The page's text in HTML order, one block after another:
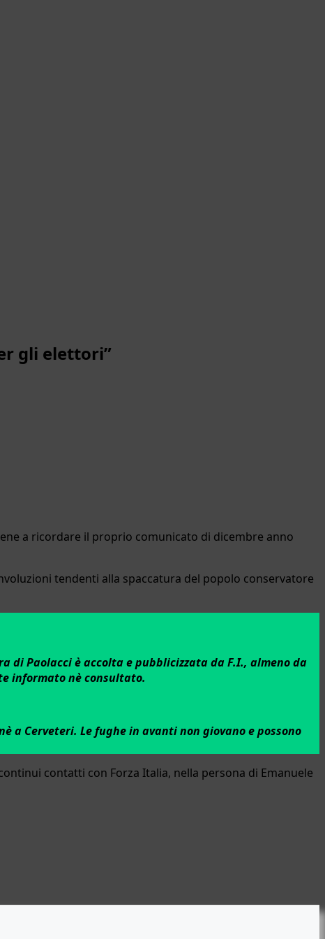
gli elettori”
a ricordare il proprio comunicato di dicembre anno
tendenti alla spaccatura del popolo conservatore
di Paolacci è accolta e pubblicizzata da F.I., almeno da
informato nè consultato.
a Cerveteri. Le fughe in avanti non giovano e possono
contatti con Forza Italia, nella persona di Emanuele